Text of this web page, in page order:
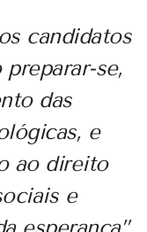
candidatos
se,
das
e
ao direito
e